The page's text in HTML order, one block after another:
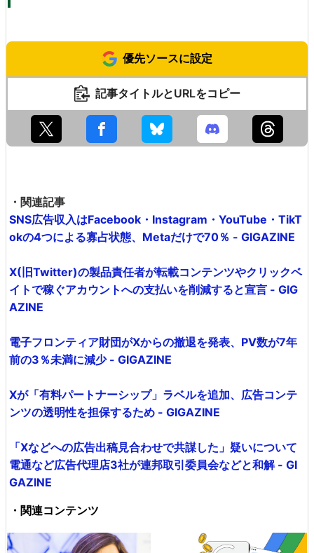
優先ソースに設定
記事タイトルとURLをコピー
・関連記事
SNS広告収入はFacebook・Instagram・YouTube・TikT
okの4つによる寡占状態、Metaだけで70％ - GIGAZINE
X(旧Twitter)の製品責任者が転載コンテンツやクリックベ
イトで稼ぐアカウントへの支払いを削減すると宣言 - GIG
AZINE
電子フロンティア財団がXからの撤退を発表、PV数が7年
前の3％未満に減少 - GIGAZINE
Xが「有料パートナーシップ」ラベルを追加、広告コンテ
ンツの透明性を担保するため - GIGAZINE
「Xなどへの広告出稿見合わせで共謀した」疑いについて
電通など広告代理店3社が連邦取引委員会などと和解 - GI
GAZINE
・関連コンテンツ